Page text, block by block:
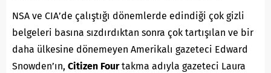
NSA ve CIA’de çalıştığı dönemlerde edindiği çok gizli
belgeleri basına sızdırdıktan sonra çok tartışılan ve bir
daha ülkesine dönemeyen Amerikalı gazeteci Edward
Snowden’ın, Citizen Fourtakma adıyla gazeteci Laura